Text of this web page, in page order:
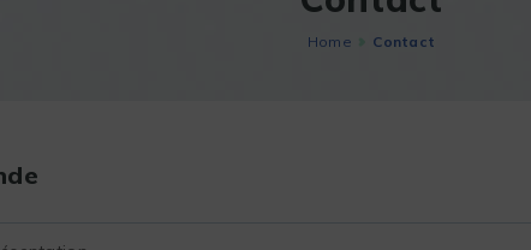
Home Contact